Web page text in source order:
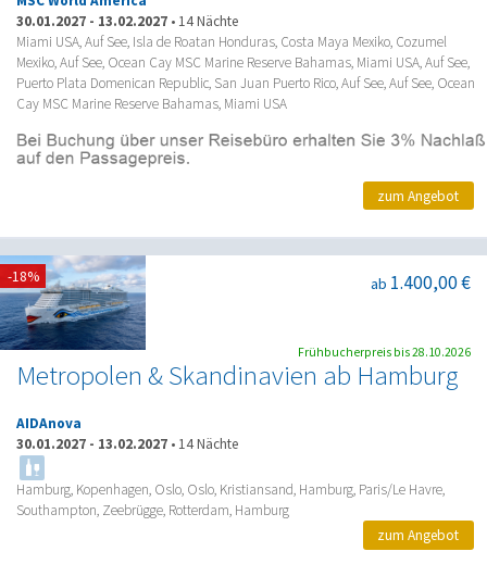
30.01.2027 - 13.02.2027 • 14 Nächte
Miami USA, Auf See, Isla de Roatan Honduras, Costa Maya Mexiko, Cozumel
Mexiko, Auf See, Ocean Cay MSC Marine Reserve Bahamas, Miami USA, Auf See,
Puerto Plata Domenican Republic, San Juan Puerto Rico, Auf See, Auf See, Ocean
Cay MSC Marine Reserve Bahamas, Miami USA
zum Angebot
Metropolen & Skandinavien ab Hamburg
ab 1.400,00 €
AIDAnova
30.01.2027 - 13.02.2027 • 14 Nächte
Hamburg, Kopenhagen, Oslo, Oslo, Kristiansand, Hamburg, Paris/Le Havre,
Southampton, Zeebrügge, Rotterdam, Hamburg
-18%
Frühbucherpreis bis 28.10.2026
zum Angebot